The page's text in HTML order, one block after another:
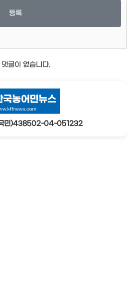
등록
글이 없습니다.
국민)438502-04-051232